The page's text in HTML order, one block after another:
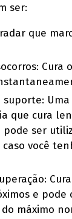
ser:
que
Cura
suporte:
que cura
pode ser
caso você
e pode
máximo